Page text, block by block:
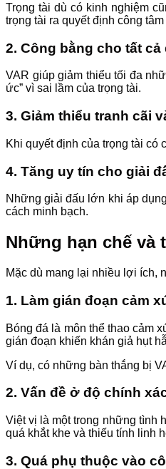
Trọng tài dù có kinh nghiệm
trọng tài ra quyết định công
2. Công bằng cho tất cả
VAR giúp giảm thiểu tối đa
ức” vì sai lầm của trọng tài.
3. Giảm thiểu tranh cãi
Khi quyết định của trọng tài có
4. Tăng uy tín cho giải
Những giải đấu lớn khi áp
cách minh bạch.
Những hạn chế và
Mặc dù mang lại nhiều lợi ích,
1. Làm gián đoạn cảm
Bóng đá là môn thể thao cảm
gián đoạn khiến khán giả hụt
Ví dụ, có những bàn thắng bị
2. Vấn đề ở độ chính
Việt vị là một trong những tình
quá khắt khe và thiếu tính linh
3. Quá phụ thuộc vào